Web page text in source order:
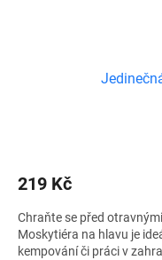
219 Kč
Chraňte se před
Moskytiéra na hlavu je
kempování či práci v